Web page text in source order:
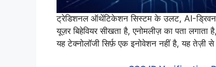
ट्रेडिशनल ऑथेंटिकेशन सिस्टम के उलट, AI-ड्रिवन
यूज़र बिहेवियर सीखता है, एनोमलीज़ का पता
यह टेक्नोलॉजी सिर्फ़ एक इनोवेशन नहीं है, यह तेज़ी